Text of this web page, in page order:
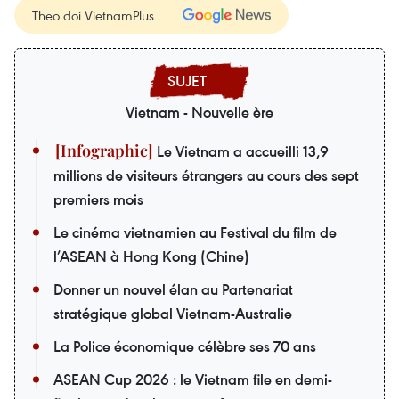
Theo dõi VietnamPlus
Vietnam - Nouvelle ère
Le Vietnam a accueilli 13,9
millions de visiteurs étrangers au cours des sept
premiers mois
Le cinéma vietnamien au Festival du film de
l’ASEAN à Hong Kong (Chine)
Donner un nouvel élan au Partenariat
stratégique global Vietnam-Australie
La Police économique célèbre ses 70 ans
ASEAN Cup 2026 : le Vietnam file en demi-